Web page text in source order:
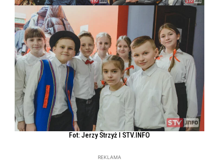
Fot: Jerzy Strzyż l STV.INFO
REKLAMA